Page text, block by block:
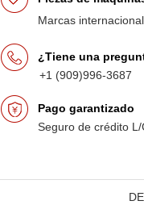
Marcas
¿Tiene una
+1 (909)996-3687
Pago garantizado
Seguro de crédito L/